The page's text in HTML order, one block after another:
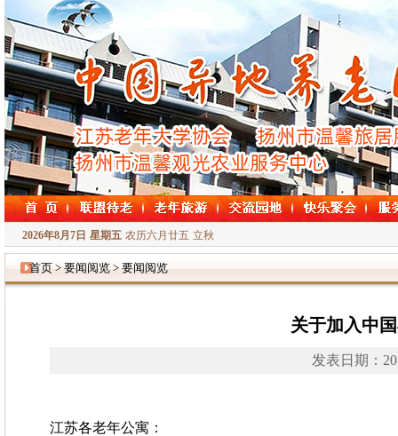
2026年8月7日 星期五 农历六月廿五 立秋
首页 > 要闻阅览 > 要闻阅览
关于加入中
发表日期：
江苏各老年公寓：